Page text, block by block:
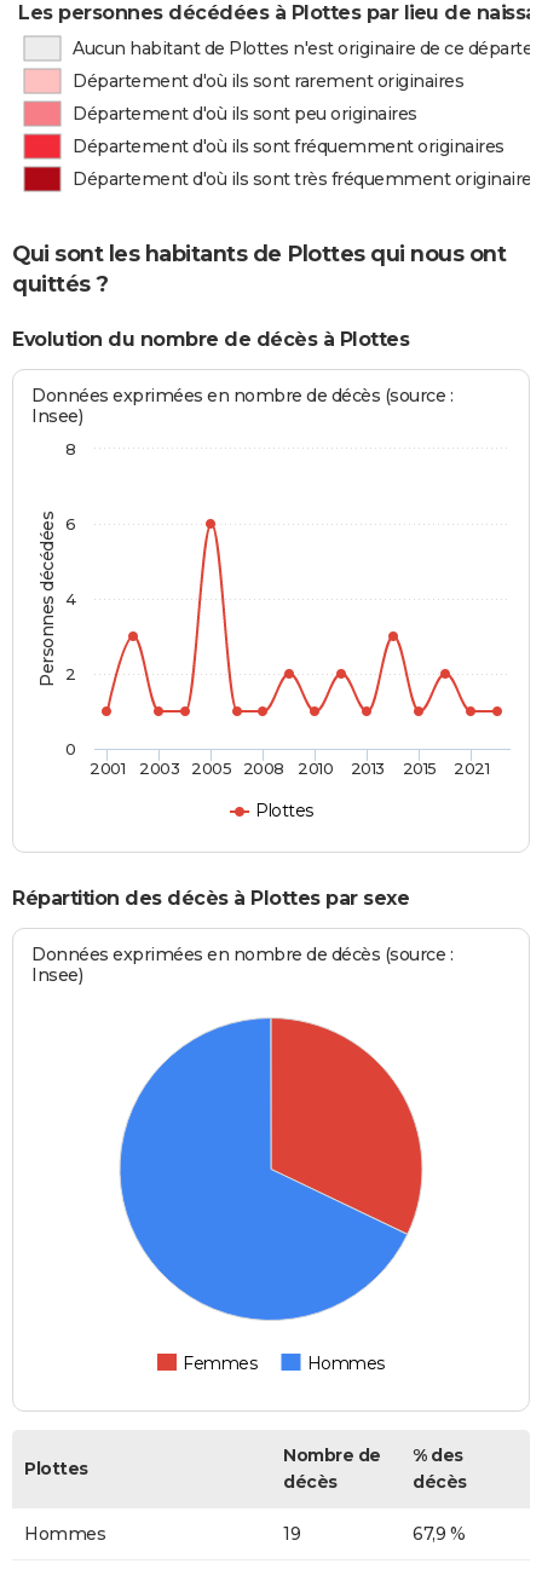
Les personnes décédées à Plottes par lieu de
Aucun habitant de Plottes n'est originaire de ce
Département d'où ils sont rarement originaires
Département d'où ils sont peu originaires
Département d'où ils sont fréquemment originaires
Département d'où ils sont très fréquemment originaires
Qui sont les habitants de Plottes qui nous ont
quittés ?
Evolution du nombre de décès à Plottes
Personnes décédées
Données exprimées en nombre de décès (source :
Insee)
Plottes
2001 2003 2005 2008 2010 2013 2015 2021
0
2
4
6
8
Répartition des décès à Plottes par sexe
Données exprimées en nombre de décès (source :
Insee)
Femmes Hommes
Plottes
Nombre de
décès
% des
décès
Hommes 19 67,9 %